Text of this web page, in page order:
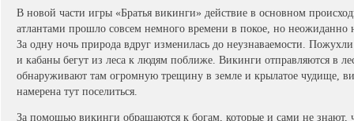
В новой части игры «Братья викинги» действие в основном
атлантами прошло совсем немного времени в покое, но
За одну ночь природа вдруг изменилась до неузнаваемости. Пожухли
и кабаны бегут из леса к людям поближе. Викинги отправляются в
обнаруживают там огромную трещину в земле и крылатое чудище,
намерена тут поселиться.
За помощью викинги обращаются к богам, которые и сами не знают,